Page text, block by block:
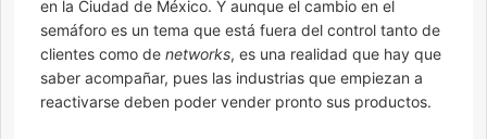
en la Ciudad de México. Y aunque el cambio en el
semáforo es un tema que está fuera del control tanto de
clientes como de networks, es una realidad que hay que
saber acompañar, pues las industrias que empiezan a
reactivarse deben poder vender pronto sus productos.